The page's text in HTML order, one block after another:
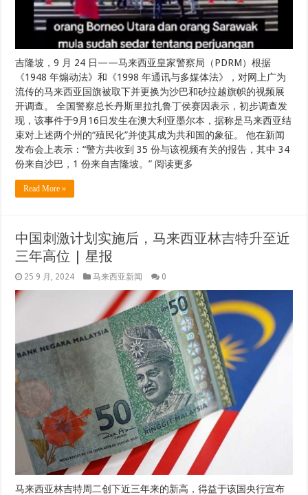
吉隆坡，9 月 24 日——马来西亚皇家警察局（PDRM）根据
《1948 年煽动法》和《1998 年通讯与多媒体法》，对网上广为
流传的马来西亚国旗被取下并更换为沙巴和砂拉越旗帜的视频展
开调查。 全国警察总长丹斯里拉扎鲁丁侯赛因表示，初步调查发
现，该事件于9月16日发生在澳大利亚墨尔本，据称是马来西亚结
束对上述两个州的“殖民化”并使其成为共和国的象征。 他在新闻
发布会上表示：“警方共收到 35 份与该视频有关的报告，其中 34
份来自沙巴，1 份来自吉隆坡。” 阅读更多
Read More »
中国刺激计划实施后，马来西亚林吉特升至近
三年高位 | 星报
25 9 月, 2024 马来西亚新闻 0
马来西亚林吉特周二创下近三年来的新高，得益于该国央行宣布